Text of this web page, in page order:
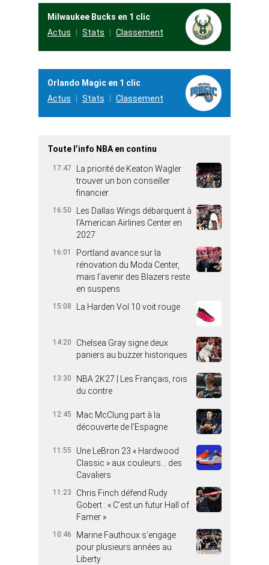
Milwaukee Bucks en 1 clic
Actus
Stats Classement
Orlando Magic en 1 clic
Actus
Stats Classement
Toute l’info NBA en continu
17:47
La priorité de Keaton Wagler :
trouver un bon conseiller
financier
16:50
Les Dallas Wings débarquent à
l’American Airlines Center en
2027
16:01
Portland avance sur la
rénovation du Moda Center,
mais l’avenir des Blazers reste
en suspens
15:08 La Harden Vol.10 voit rouge
14:20
Chelsea Gray signe deux
paniers au buzzer historiques
13:30
NBA 2K27 | Les Français, rois
du contre
12:45
Mac McClung part à la
découverte de l’Espagne
11:55
Une LeBron 23 « Hardwood
Classic » aux couleurs… des
Cavaliers
11:23
Chris Finch défend Rudy
Gobert : « C’est un futur Hall of
Famer »
10:46
Marine Fauthoux s’engage
pour plusieurs années au
Liberty